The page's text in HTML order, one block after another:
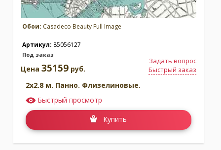
Обои: Casadeco Beauty Full Image
Артикул: 85056127
Под заказ
Задать вопрос
Быстрый заказ
Цена 35159 руб.
2x2.8 м. Панно. Флизелиновые.
Быстрый просмотр
Купить